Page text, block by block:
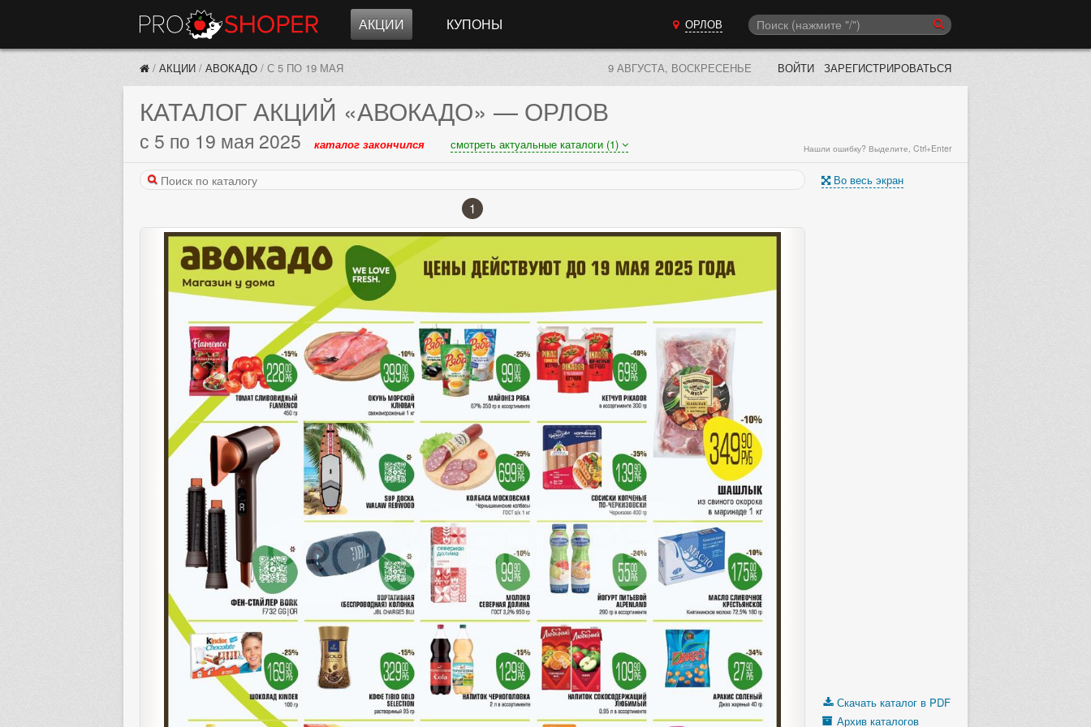
АКЦИИ КУПОНЫ ОРЛОВ
/ АКЦИИ / АВОКАДО / С 5 ПО 19 МАЯ 9 АВГУСТА, ВОСКРЕСЕНЬЕ ВОЙТИ ЗАРЕГИСТРИРОВАТЬСЯ
КАТАЛОГ АКЦИЙ «АВОКАДО» — ОРЛОВ
с 5 по 19 мая 2025 каталог закончился смотреть актуальные каталоги (1) Нашли ошибку? Выделите, Ctrl+Enter
Во весь экран
1
Скачать каталог в PDF
Архив каталогов